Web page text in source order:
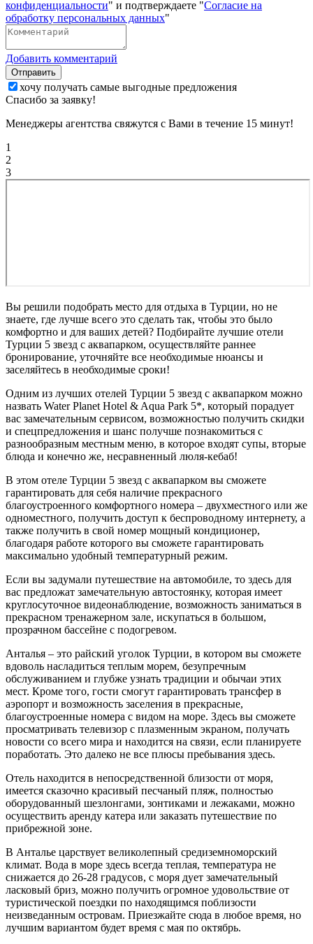
конфиденциальности" и подтверждаете "Согласие на
обработку персональных данных"
Добавить комментарий
Отправить
хочу получать самые выгодные предложения
Спасибо за заявку!
Менеджеры агентства свяжутся с Вами в течение 15 минут!
1
2
3
Вы решили подобрать место для отдыха в Турции, но не
знаете, где лучше всего это сделать так, чтобы это было
комфортно и для ваших детей? Подбирайте лучшие отели
Турции 5 звезд с аквапарком, осуществляйте раннее
бронирование, уточняйте все необходимые нюансы и
заселяйтесь в необходимые сроки!
Одним из лучших отелей Турции 5 звезд с аквапарком можно
назвать Water Planet Hotel & Aqua Park 5*, который порадует
вас замечательным сервисом, возможностью получить скидки
и спецпредложения и шанс получше познакомиться с
разнообразным местным меню, в которое входят супы, вторые
блюда и конечно же, несравненный люля-кебаб!
В этом отеле Турции 5 звезд с аквапарком вы сможете
гарантировать для себя наличие прекрасного
благоустроенного комфортного номера – двухместного или же
одноместного, получить доступ к беспроводному интернету, а
также получить в свой номер мощный кондиционер,
благодаря работе которого вы сможете гарантировать
максимально удобный температурный режим.
Если вы задумали путешествие на автомобиле, то здесь для
вас предложат замечательную автостоянку, которая имеет
круглосуточное видеонаблюдение, возможность заниматься в
прекрасном тренажерном зале, искупаться в большом,
прозрачном бассейне с подогревом.
Анталья – это райский уголок Турции, в котором вы сможете
вдоволь насладиться теплым морем, безупречным
обслуживанием и глубже узнать традиции и обычаи этих
мест. Кроме того, гости смогут гарантировать трансфер в
аэропорт и возможность заселения в прекрасные,
благоустроенные номера с видом на море. Здесь вы сможете
просматривать телевизор с плазменным экраном, получать
новости со всего мира и находится на связи, если планируете
поработать. Это далеко не все плюсы пребывания здесь.
Отель находится в непосредственной близости от моря,
имеется сказочно красивый песчаный пляж, полностью
оборудованный шезлонгами, зонтиками и лежаками, можно
осуществить аренду катера или заказать путешествие по
прибрежной зоне.
В Анталье царствует великолепный средиземноморский
климат. Вода в море здесь всегда теплая, температура не
снижается до 26-28 градусов, с моря дует замечательный
ласковый бриз, можно получить огромное удовольствие от
туристической поездки по находящимся поблизости
неизведанным островам. Приезжайте сюда в любое время, но
лучшим вариантом будет время с мая по октябрь.